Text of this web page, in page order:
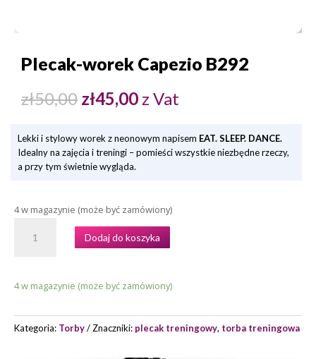
Plecak-worek Capezio B292
zł50,00 Pierwotna
cena
wynosiła:
zł45,00Aktualna
cena
z Vat
Lekki i stylowy worek z neonowym napisem EAT. SLEEP. DANCE.
Idealny na zajęcia i treningi – pomieści wszystkie niezbędne rzeczy,
a przy tym świetnie wygląda.
4 w magazynie (może być zamówiony)
PLECAK-
B292
Dodaj do koszyka
4 w magazynie (może być zamówiony)
Kategoria: Torby Znaczniki: plecak treningowy, torba treningowa